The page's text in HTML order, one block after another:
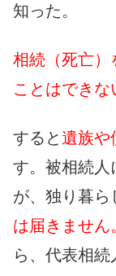
知った。
相続（死亡）
ことはできな
すると遺族や
す。被相続人
が、独り暮ら
は届きません
ら、代表相続